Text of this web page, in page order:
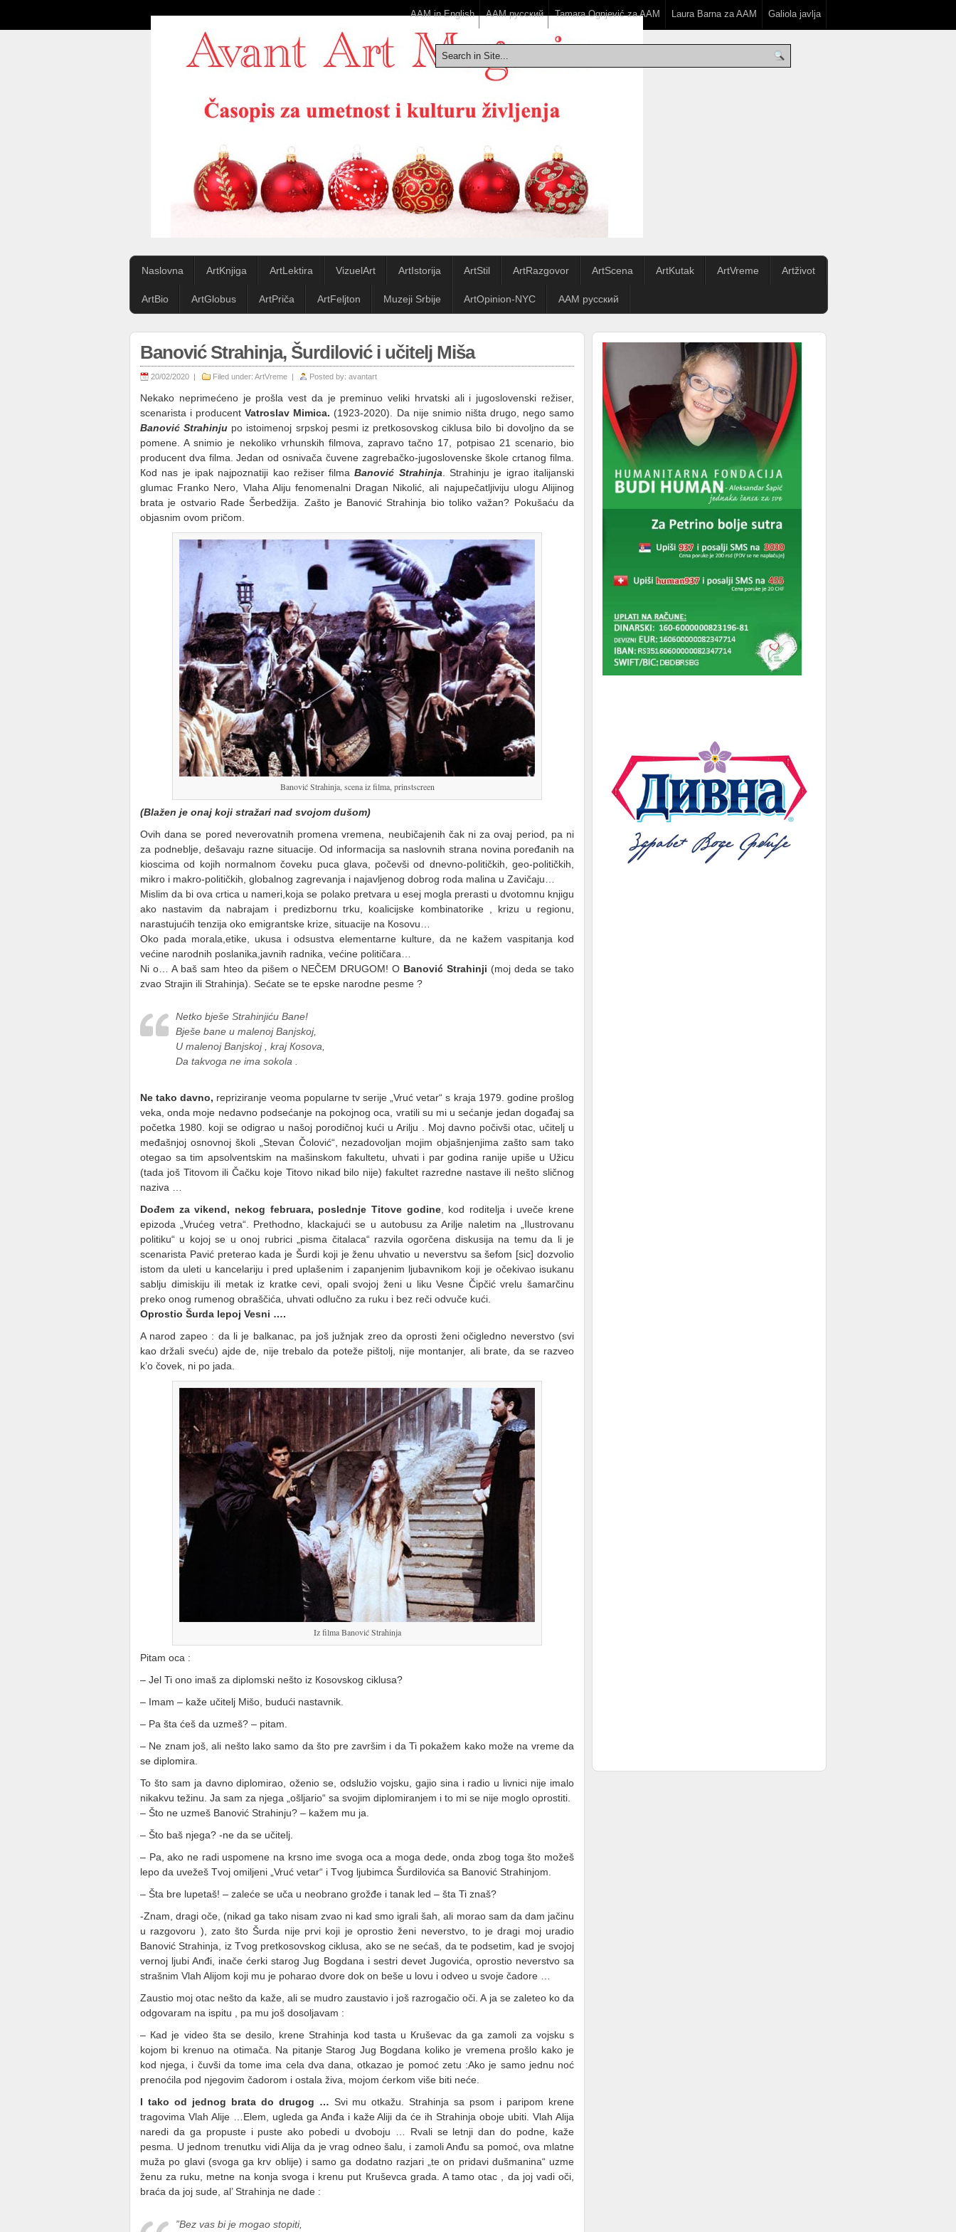
AAM in English ААМ русский Tamara Ognjević za AAM Laura Barna za AAM Galiola javlja
Naslovna ArtKnjiga ArtLektira VizuelArt ArtIstorija ArtStil ArtRazgovor ArtScena ArtKutak ArtVreme Artživot
ArtBio ArtGlobus ArtPriča ArtFeljton Muzeji Srbije ArtOpinion-NYC ААМ русский
Banović Strahinja, Šurdilović i učitelj Miša
20/02/2020 | Filed under: ArtVreme | Posted by: avantart
Nekako neprimećeno je prošla vest da je preminuo veliki hrvatski ali i jugoslovenski režiser,
scenarista i producentVatroslav Mimica. (1923-2020). Da nije snimio ništa drugo, nego samo
Banović Strahinju po istoimenoj srpskoj pesmi iz pretkosovskog ciklusa bilo bi dovoljno da se
pomene. A snimio je nekoliko vrhunskih filmova, zapravo tačno 17, potpisao 21 scenario, bio
producent dva filma. Jedan od osnivača čuvene zagrebačko-jugoslovenske škole crtanog filma.
Кod nas je ipak najpoznatiji kao režiser filmaBanović Strahinja . Strahinju je igrao italijanski
glumac Franko Nero, Vlaha Aliju fenomenalni Dragan Nikolić, ali najupečatljiviju ulogu Alijinog
brata je ostvario Rade Šerbedžija. Zašto je Banović Strahinja bio toliko važan? Pokušaću da
objasnim ovom pričom.
Banović Strahinja, scena iz filma, prinstscreen
(Blažen je onaj koji stražari nad svojom dušom)
Ovih dana se pored neverovatnih promena vremena, neubičajenih čak ni za ovaj period, pa ni
za podneblje, dešavaju razne situacije. Od informacija sa naslovnih strana novina poređanih na
kioscima od kojih normalnom čoveku puca glava, počevši od dnevno-političkih, geo-političkih,
mikro i makro-političkih, globalnog zagrevanja i najavljenog dobrog roda malina u Zavičaju…
Mislim da bi ova crtica u nameri,koja se polako pretvara u esej mogla prerasti u dvotomnu knjigu
ako nastavim da nabrajam i predizbornu trku, koalicijske kombinatorike , krizu u regionu,
narastujućih tenzija oko emigrantske krize, situacije na Кosovu…
Oko pada morala,etike, ukusa i odsustva elementarne kulture, da ne kažem vaspitanja kod
većine narodnih poslanika,javnih radnika, većine političara…
Ni o… A baš sam hteo da pišem o NEČEM DRUGOM! O Banović Strahinji (moj deda se tako
zvao Strajin ili Strahinja). Sećate se te epske narodne pesme ?
Netko bješe Strahinjiću Bane!
Bješe bane u malenoj Banjskoj,
U malenoj Banjskoj , kraj Кosova,
Da takvoga ne ima sokola .
Ne tako davno, repriziranje veoma popularne tv serije „Vruć vetar“ s kraja 1979. godine prošlog
veka, onda moje nedavno podsećanje na pokojnog oca, vratili su mi u sećanje jedan događaj sa
početka 1980. koji se odigrao u našoj porodičnoj kući u Arilju . Moj davno počivši otac, učitelj u
međašnjoj osnovnoj školi „Stevan Čolović“, nezadovoljan mojim objašnjenjima zašto sam tako
otegao sa tim apsolventskim na mašinskom fakultetu, uhvati i par godina ranije upiše u Užicu
(tada još Titovom ili Čačku koje Titovo nikad bilo nije) fakultet razredne nastave ili nešto sličnog
naziva …
Dođem za vikend, nekog februara, poslednje Titove godine, kod roditelja i uveče krene
epizoda „Vrućeg vetra“. Prethodno, klackajući se u autobusu za Arilje naletim na „Ilustrovanu
politiku“ u kojoj se u onoj rubrici „pisma čitalaca“ razvila ogorčena diskusija na temu da li je
scenarista Pavić preterao kada je Šurdi koji je ženu uhvatio u neverstvu sa šefom [sic] dozvolio
istom da uleti u kancelariju i pred uplašenim i zapanjenim ljubavnikom koji je očekivao isukanu
sablju dimiskiju ili metak iz kratke cevi, opali svojoj ženi u liku Vesne Čipčić vrelu šamarčinu
preko onog rumenog obraščića, uhvati odlučno za ruku i bez reči odvuče kući.
Oprostio Šurda lepoj Vesni ….
A narod zapeo : da li je balkanac, pa još južnjak zreo da oprosti ženi očigledno neverstvo (svi
kao držali sveću) ajde de, nije trebalo da poteže pištolj, nije montanjer, ali brate, da se razveo
k’o čovek, ni po jada.
Iz filma Banović Strahinja
Pitam oca :
– Jel Ti ono imaš za diplomski nešto iz Кosovskog ciklusa?
– Imam – kaže učitelj Mišo, budući nastavnik.
– Pa šta ćeš da uzmeš? – pitam.
– Ne znam još, ali nešto lako samo da što pre završim i da Ti pokažem kako može na vreme da
se diplomira.
To što sam ja davno diplomirao, oženio se, odslužio vojsku, gajio sina i radio u livnici nije imalo
nikakvu težinu. Ja sam za njega „ošljario“ sa svojim diplomiranjem i to mi se nije moglo oprostiti.
– Što ne uzmeš Banović Strahinju? – kažem mu ja.
– Što baš njega? -ne da se učitelj.
– Pa, ako ne radi uspomene na krsno ime svoga oca a moga dede, onda zbog toga što možeš
lepo da uvežeš Tvoj omiljeni „Vruć vetar“ i Tvog ljubimca Šurdilovića sa Banović Strahinjom.
– Šta bre lupetaš! – zaleće se uča u neobrano grožđe i tanak led – šta Ti znaš?
-Znam, dragi oče, (nikad ga tako nisam zvao ni kad smo igrali šah, ali morao sam da dam jačinu
u razgovoru ), zato što Šurda nije prvi koji je oprostio ženi neverstvo, to je dragi moj uradio
Banović Strahinja, iz Tvog pretkosovskog ciklusa, ako se ne sećaš, da te podsetim, kad je svojoj
vernoj ljubi Anđi, inače ćerki starog Jug Bogdana i sestri devet Jugovića, oprostio neverstvo sa
strašnim Vlah Alijom koji mu je poharao dvore dok on beše u lovu i odveo u svoje čadore …
Zaustio moj otac nešto da kaže, ali se mudro zaustavio i još razrogačio oči. A ja se zaleteo ko da
odgovaram na ispitu , pa mu još dosoljavam :
– Кad je video šta se desilo, krene Strahinja kod tasta u Кruševac da ga zamoli za vojsku s
kojom bi krenuo na otimača. Na pitanje Starog Jug Bogdana koliko je vremena prošlo kako je
kod njega, i čuvši da tome ima cela dva dana, otkazao je pomoć zetu :Ako je samo jednu noć
prenoćila pod njegovim čadorom i ostala živa, mojom ćerkom više biti neće.
I tako od jednog brata do drugog … Svi mu otkažu. Strahinja sa psom i paripom krene
tragovima Vlah Alije …Elem, ugleda ga Anđa i kaže Aliji da će ih Strahinja oboje ubiti. Vlah Alija
naredi da ga propuste i puste ako pobedi u dvoboju … Rvali se letnji dan do podne, kaže
pesma. U jednom trenutku vidi Alija da je vrag odneo šalu, i zamoli Anđu ѕa pomoć, ova mlatne
muža po glavi (svoga ga krv oblije) i samo ga dodatno razjari „te on pridavi dušmanina“ uzme
ženu za ruku, metne na konja svoga i krenu put Кruševca grada. A tamo otac , da joj vadi oči,
braća da joj sude, al’ Strahinja ne dade :
”Bez vas bi je mogao stopiti,